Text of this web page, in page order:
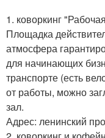
1. коворкинг
Площадка
атмосфера
для начинающих
транспорте (есть
от работы, можно
зал.
Адрес: ленинский